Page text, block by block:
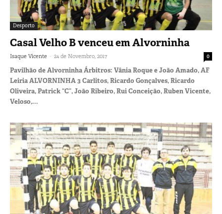
Desporto
Casal Velho B venceu em Alvorninha
Isaque Vicente - 24 de Novembro, 2017 0
Pavilhão de Alvorninha Árbitros: Vânia Roque e João Amado, AF
Leiria ALVORNINHA 3 Carlitos, Ricardo Gonçalves, Ricardo
Oliveira, Patrick “C”, João Ribeiro, Rui Conceição, Ruben Vicente,
Veloso,...